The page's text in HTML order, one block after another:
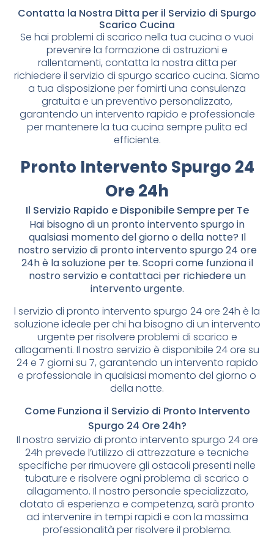
Contatta la Nostra Ditta per il Servizio di Spurgo
Scarico Cucina
Se hai problemi di scarico nella tua cucina o vuoi
prevenire la formazione di ostruzioni e
rallentamenti, contatta la nostra ditta per
richiedere il servizio di spurgo scarico cucina. Siamo
a tua disposizione per fornirti una consulenza
gratuita e un preventivo personalizzato,
garantendo un intervento rapido e professionale
per mantenere la tua cucina sempre pulita ed
efficiente.
Pronto Intervento Spurgo 24
Ore 24h
Il Servizio Rapido e Disponibile Sempre per Te
Hai bisogno di un pronto intervento spurgo in
qualsiasi momento del giorno o della notte? Il
nostro servizio di pronto intervento spurgo 24 ore
24h è la soluzione per te. Scopri come funziona il
nostro servizio e contattaci per richiedere un
intervento urgente.
l servizio di pronto intervento spurgo 24 ore 24h è la
soluzione ideale per chi ha bisogno di un intervento
urgente per risolvere problemi di scarico e
allagamenti. Il nostro servizio è disponibile 24 ore su
24 e 7 giorni su 7, garantendo un intervento rapido
e professionale in qualsiasi momento del giorno o
della notte.
Come Funziona il Servizio di Pronto Intervento
Spurgo 24 Ore 24h?
Il nostro servizio di pronto intervento spurgo 24 ore
24h prevede l’utilizzo di attrezzature e tecniche
specifiche per rimuovere gli ostacoli presenti nelle
tubature e risolvere ogni problema di scarico o
allagamento. Il nostro personale specializzato,
dotato di esperienza e competenza, sarà pronto
ad intervenire in tempi rapidi e con la massima
professionalità per risolvere il problema.